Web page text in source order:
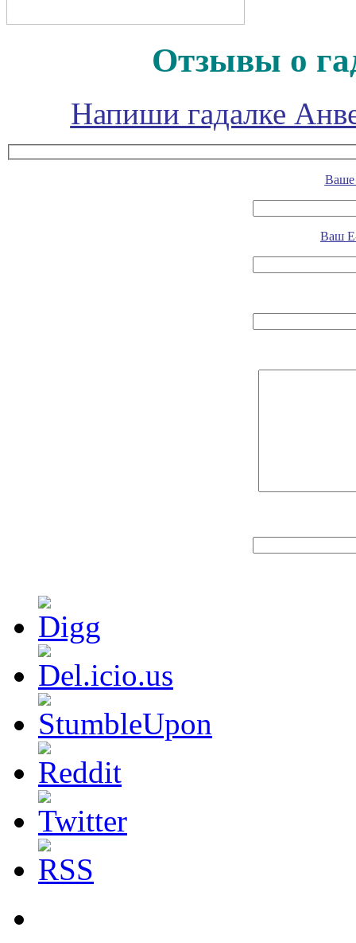
Отзывы о
Напиши гадалке
Ваше
Ваш